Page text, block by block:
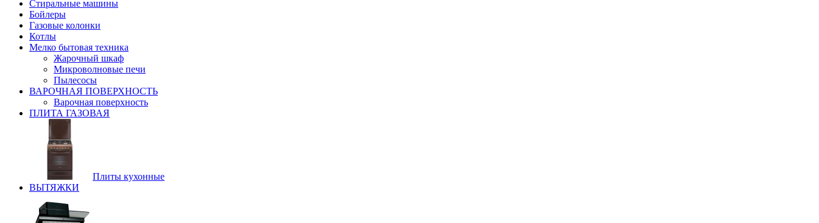
Стиральные машины
Бойлеры
Газовые колонки
Котлы
Мелко бытовая техника
Жарочный шкаф
Микроволновые печи
Пылесосы
ВАРОЧНАЯ ПОВЕРХНОСТЬ
Варочная поверхность
ПЛИТА ГАЗОВАЯ
Плиты кухонные
ВЫТЯЖКИ